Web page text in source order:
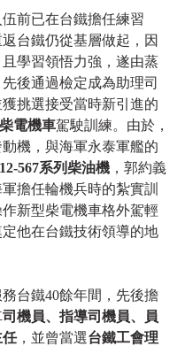
前已在台鐵擔任練習
台鐵仍從基層做起，因
學習領悟力強，遂由蒸
後通過檢定成為助理司
挑選接受當時新引進的
電機車駕駛訓練。由於，
機，與海軍永泰軍艦的
567系列柴油機 ，郭約義
擔任輪機兵時的紮實訓
新型柴電機車格外駕輕
他在台鐵技術領導的地
台鐵40餘年間，先後擔
司機員、指導司機員、員
任，並曾當選台鐵工會理